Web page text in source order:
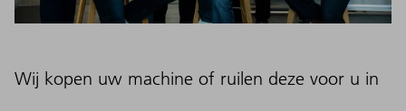
Wij kopen uw machine of ruilen deze voor u in